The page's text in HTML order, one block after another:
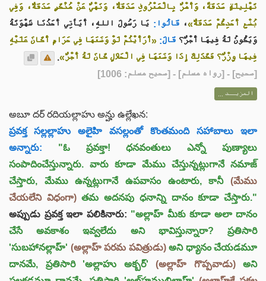
تَهْلِيلَةٍ صَدَقَةً، وَأَمْرٌ بِالْمَعْرُوفِ صَدَقَةٌ، وَنَهْيٌ عَنْ مُنْكَرٍ صَدَقَةٌ، وَفِي
بُضْعِ أَحَدِكُمْ صَدَقَةٌ»، قَالُوا: يَا رَسُولَ اللهِ، أَيَأتِي أَحَدُنَا شَهْوَتَهُ
وَيَكُونُ لَهُ فِيهَا أَجْرٌ؟ قَالَ: «أَرَأَيْتُمْ لَوْ وَضَعَهَا فِي حَرَامٍ أَكَانَ عَلَيْهِ
فِيهَا وِزْرٌ؟ فَكَذَلِكَ إِذَا وَضَعَهَا فِي الْحَلَالِ كَانَ لَهُ أَجْرٌ».
[صحيح] - [رواه مسلم] - [صحيح مسلم: 1006]
المزيــد ...
అబూ దర్ రదియల్లాహు అన్హు ఉల్లేఖన:
ప్రవక్త సల్లల్లాహు అలైహి వసల్లంతో కొంతమంది సహాబాలు ఇలా
అన్నారు:
"ఓ ప్రవక్తా! ధనవంతులు ఎన్నో పుణ్యాలు
సంపాదించేస్తున్నారు. వారు కూడా మేము చేస్తున్నట్లుగానే నమాజ్
చేస్తారు, మేము ఉన్నట్లుగానే ఉపవాసం ఉంటారు, కానీ (మేము
చేయలేని విధంగా)తమ అదనపు ధనాన్ని దానం కూడా చేస్తారు."
అప్పుడు ప్రవక్త ఇలా పలికినారు: "అల్లాహ్ మీకు కూడా అలా దానం
చేసే అవకాశం ఇవ్వలేదు అని భావిస్తున్నారా? ప్రతిసారి
'సుబహానల్లాహ్' (అల్లాహ్ పరమ పవిత్రుడు)అని ధ్యానం చేయడమూ
దానమే, ప్రతిసారి 'అల్లాహు అక్బర్' (అల్లాహ్ గొప్పవాడు)అని